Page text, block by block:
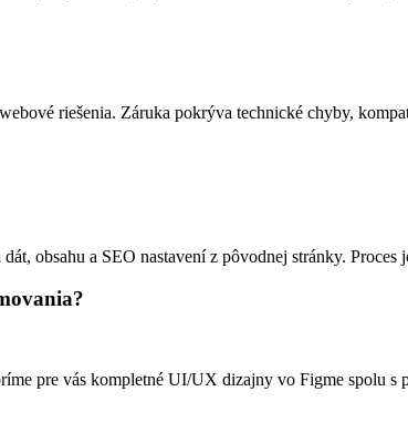
riešenia. Záruka pokrýva technické chyby,
obsahu a SEO nastavení z pôvodnej stránky.
pre vás kompletné UI/UX dizajny vo Figme spolu